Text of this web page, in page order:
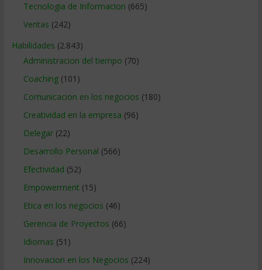
Tecnologia de Informacion (665)
Ventas (242)
Habilidades (2.843)
Administracion del tiempo (70)
Coaching(101)
Comunicacion en los negocios (180)
Creatividad en la empresa (96)
Delegar(22)
Desarrollo Personal (566)
Efectividad (52)
Empowerment (15)
Etica en los negocios (46)
Gerencia de Proyectos (66)
Idiomas (51)
Innovacion en los Negocios (224)